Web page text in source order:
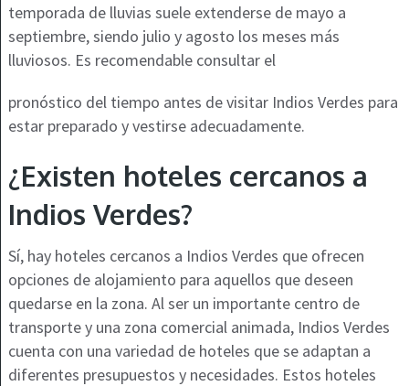
temporada de lluvias suele extenderse de mayo a
septiembre, siendo julio y agosto los meses más
lluviosos. Es recomendable consultar el
pronóstico del tiempo antes de visitar Indios Verdes para
estar preparado y vestirse adecuadamente.
¿Existen hoteles cercanos a
Indios Verdes?
Sí, hay hoteles cercanos a Indios Verdes que ofrecen
opciones de alojamiento para aquellos que deseen
quedarse en la zona. Al ser un importante centro de
transporte y una zona comercial animada, Indios Verdes
cuenta con una variedad de hoteles que se adaptan a
diferentes presupuestos y necesidades. Estos hoteles